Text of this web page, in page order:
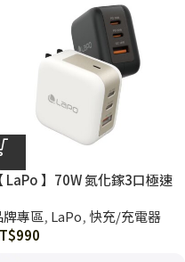
【 LaPo 】70W 氮化鎵3口極速
牌專區, LaPo, 快充/充電器
990